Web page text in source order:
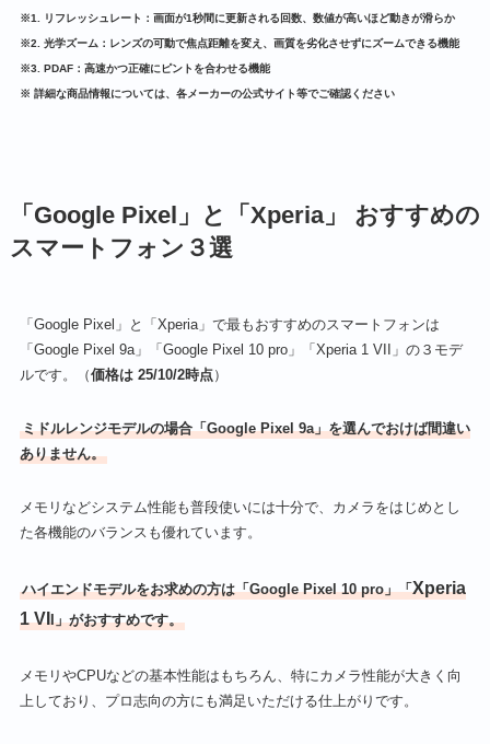
※1. リフレッシュレート：画面が1秒間に更新される回数、数値が高いほど動きが滑らか
※2. 光学ズーム：レンズの可動で焦点距離を変え、画質を劣化させずにズームできる機能
※3. PDAF：高速かつ正確にピントを合わせる機能
※ 詳細な商品情報については、各メーカーの公式サイト等でご確認ください
「Google Pixel」と「Xperia」 おすすめの
スマートフォン３選
「Google Pixel」と「Xperia」で最もおすすめのスマートフォンは
「Google Pixel 9a」「Google Pixel 10 pro」「Xperia 1 VII」の３モデ
ルです。（価格は 25/10/2時点）
ミドルレンジモデルの場合「Google Pixel 9a」を選んでおけば間違い
ありません。
メモリなどシステム性能も普段使いには十分で、カメラをはじめとし
た各機能のバランスも優れています。
ハイエンドモデルをお求めの方は「Google Pixel 10 pro」「Xperia
1 VI I」がおすすめです。
メモリやCPUなどの基本性能はもちろん、特にカメラ性能が大きく向
上しており、プロ志向の方にも満足いただける仕上がりです。